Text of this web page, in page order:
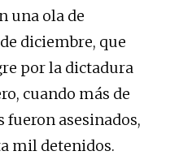
una ola de
diciembre, que
por la dictadura
cuando más de
asesinados,
mil detenidos.